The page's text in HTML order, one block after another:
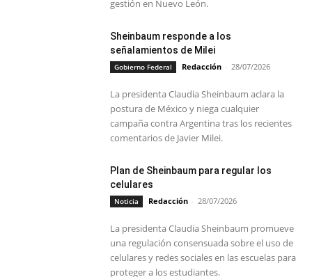
gestión en Nuevo León.
Sheinbaum responde a los
señalamientos de Milei
Gobierno Federal Redacción - 28/07/2026
La presidenta Claudia Sheinbaum aclara la
postura de México y niega cualquier
campaña contra Argentina tras los recientes
comentarios de Javier Milei.
Plan de Sheinbaum para regular los
celulares
Noticia Redacción - 28/07/2026
La presidenta Claudia Sheinbaum promueve
una regulación consensuada sobre el uso de
celulares y redes sociales en las escuelas para
proteger a los estudiantes.